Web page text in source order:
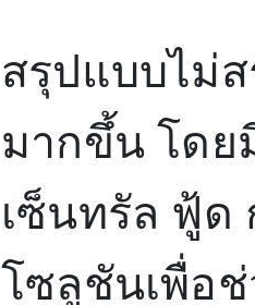
สรุปแบบไม่
มากขึ้น โดย
เซ็นทรัล ฟู้ด
โซลูชันเพื่อ